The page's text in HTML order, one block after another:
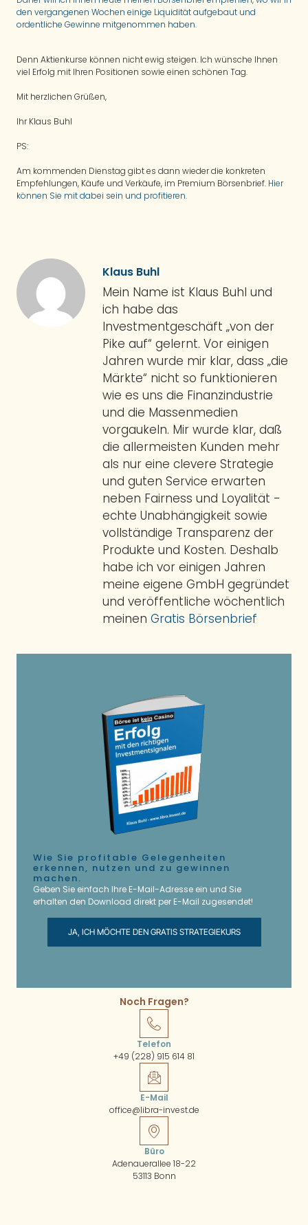
den vergangenen Wochen einige Liquidität aufgebaut und
ordentliche Gewinne mitgenommen haben.
Denn Aktienkurse können nicht ewig steigen. Ich wünsche Ihnen
viel Erfolg mit Ihren Positionen sowie einen schönen Tag.
Mit herzlichen Grüßen,
Ihr Klaus Buhl
PS:
Am kommenden Dienstag gibt es dann wieder die konkreten
Empfehlungen, Käufe und Verkäufe, im Premium Börsenbrief. Hier
können Sie mit dabei sein und profitieren.
Klaus Buhl
Mein Name ist Klaus Buhl und
ich habe das
Investmentgeschäft „von der
Pike auf“ gelernt. Vor einigen
Jahren wurde mir klar, dass „die
Märkte“ nicht so funktionieren
wie es uns die Finanzindustrie
und die Massenmedien
vorgaukeln. Mir wurde klar, daß
die allermeisten Kunden mehr
als nur eine clevere Strategie
und guten Service erwarten
neben Fairness und Loyalität -
echte Unabhängigkeit sowie
vollständige Transparenz der
Produkte und Kosten. Deshalb
habe ich vor einigen Jahren
meine eigene GmbH gegründet
und veröffentliche wöchentlich
meinen Gratis Börsenbrief
Wie Sie profitable Gelegenheiten
erkennen, nutzen und zu gewinnen
machen.
Geben Sie einfach Ihre E-Mail-Adresse ein und Sie
erhalten den Download direkt per E-Mail zugesendet!
JA, ICH MÖCHTE DEN GRATIS STRATEGIEKURS
Noch Fragen?
Telefon
+49 (228) 915 614 81
E-Mail
office@libra-invest.de
Büro
Adenauerallee 18-22
53113 Bonn